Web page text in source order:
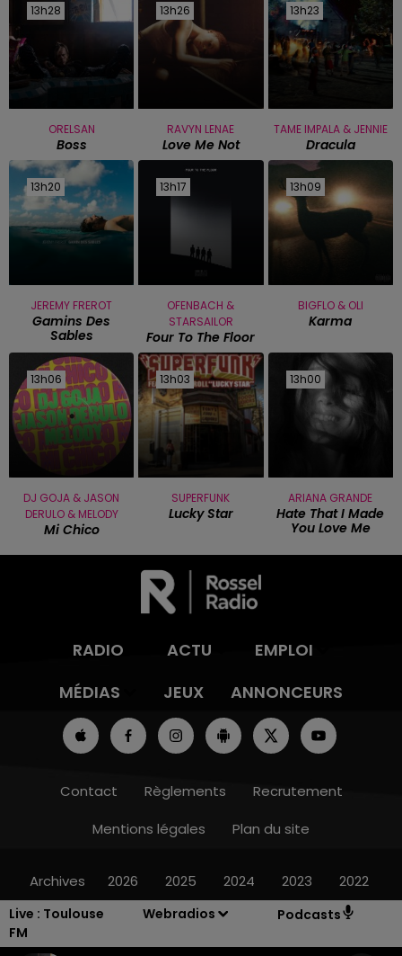
Live : Toulouse
FM
Webradios Podcasts
13h28
13h28
ORELSAN
Boss
13h26
13h26
RAVYN LENAE
Love Me Not
13h23
13h23
TAME IMPALA & JENNIE
Dracula
13h20
13h20
JEREMY FREROT
Gamins Des
Sables
13h17
13h17
OFENBACH &
STARSAILOR
Four To The Floor
13h09
13h09
BIGFLO & OLI
Karma
13h06
13h06
DJ GOJA & JASON
DERULO & MELODY
Mi Chico
13h03
13h03
SUPERFUNK
Lucky Star
13h00
13h00
ARIANA GRANDE
Hate That I Made
You Love Me
RADIO ACTU
EMPLOI
MÉDIAS
JEUX ANNONCEURS
Contact Règlements
Recrutement
Mentions légales
Plan du site
Archives 2026 2025 2024 2023 2022